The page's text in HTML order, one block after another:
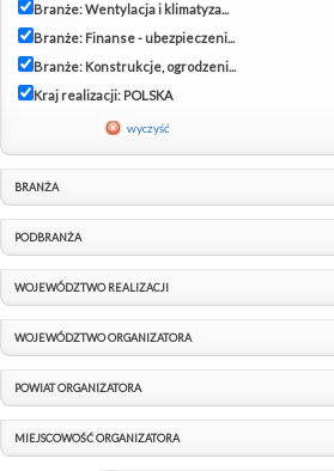
Branże: Wentylacja i klimatyza...
Branże: Finanse - ubezpieczeni...
Branże: Konstrukcje, ogrodzeni...
Kraj realizacji: POLSKA
wyczyść
BRANŻA
PODBRANŻA
WOJEWÓDZTWO REALIZACJI
WOJEWÓDZTWO ORGANIZATORA
POWIAT ORGANIZATORA
MIEJSCOWOŚĆ ORGANIZATORA